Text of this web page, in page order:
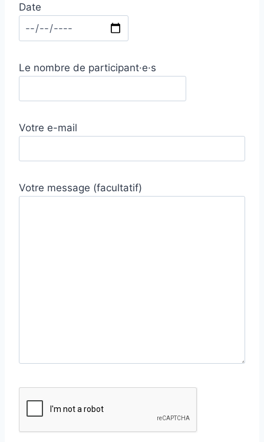
Date
Le nombre de participant·e·s
Votre e-mail
Votre message (facultatif)